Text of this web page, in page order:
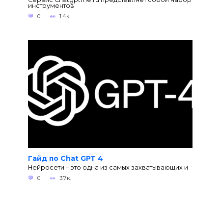
инструментов
0 1.4к.
Гайд по Chat GPT 4
Нейросети – это одна из самых захватывающих и
0 3.7к.